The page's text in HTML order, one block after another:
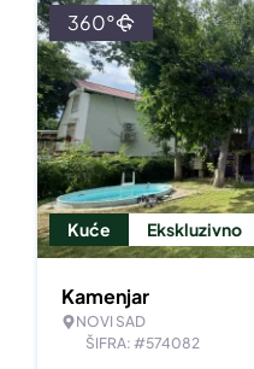
Kuće Ekskluzivno
360°
Kamenjar
NOVI SAD
ŠIFRA: #574082